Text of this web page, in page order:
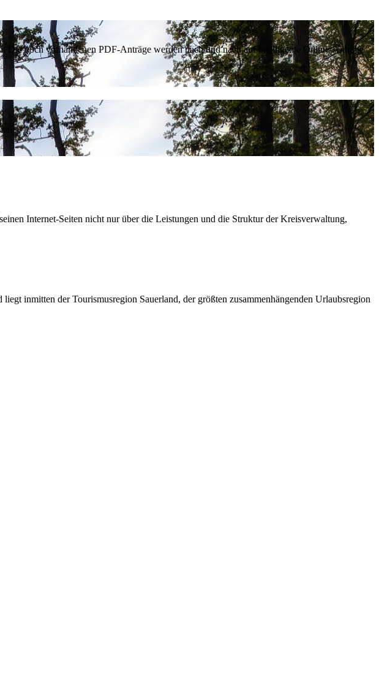
Die noch vorhandenen PDF-Anträge werden nach und nach auf intelligente Online-Anträge
Internet-Seiten nicht nur über die Leistungen und die Struktur der Kreisverwaltung,
inmitten der Tourismusregion Sauerland, der größten zusammenhängenden Urlaubsregion